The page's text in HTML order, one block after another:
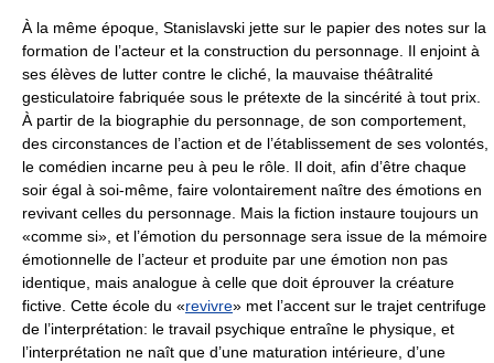
À la même époque, Stanislavski jette sur le papier des notes sur la
formation de l’acteur et la construction du personnage. Il enjoint à
ses élèves de lutter contre le cliché, la mauvaise théâtralité
gesticulatoire fabriquée sous le prétexte de la sincérité à tout prix.
À partir de la biographie du personnage, de son comportement,
des circonstances de l’action et de l’établissement de ses volontés,
le comédien incarne peu à peu le rôle. Il doit, afin d’être chaque
soir égal à soi-même, faire volontairement naître des émotions en
revivant celles du personnage. Mais la fiction instaure toujours un
«comme si», et l’émotion du personnage sera issue de la mémoire
émotionnelle de l’acteur et produite par une émotion non pas
identique, mais analogue à celle que doit éprouver la créature
fictive. Cette école du «revivre» met l’accent sur le trajet centrifuge
de l’interprétation: le travail psychique entraîne le physique, et
l’interprétation ne naît que d’une maturation intérieure, d’une